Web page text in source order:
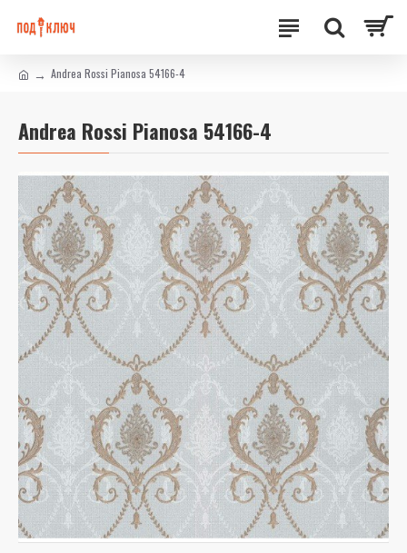
Andrea Rossi Pianosa 54166-4
Andrea Rossi Pianosa 54166-4